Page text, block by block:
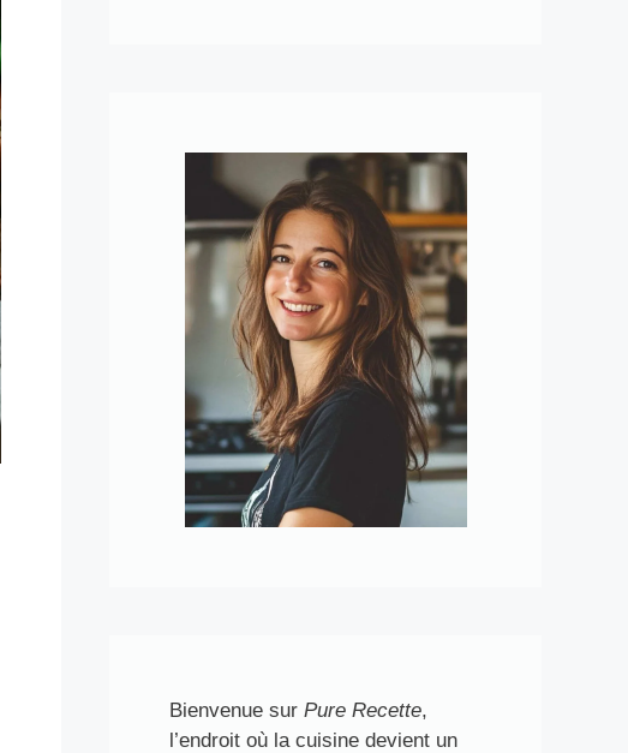
Bienvenue sur Pure Recette,
l’endroit où la cuisine devient un